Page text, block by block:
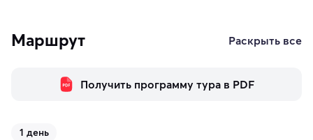
Маршрут Раскрыть все
Получить программу тура в PDF
1 день